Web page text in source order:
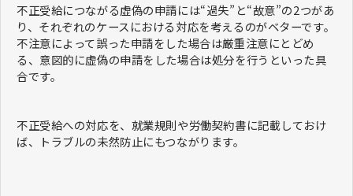
不正受給につながる虚偽の申請には“過失”と“故意”の2つがあ
り、それぞれのケースにおける対応を考えるのがベターです。
不注意によって誤った申請をした場合は厳重注意にとどめ
る、意図的に虚偽の申請をした場合は処分を行うといった具
合です。
不正受給への対応を、就業規則や労働契約書に記載しておけ
ば、トラブルの未然防止にもつながります。